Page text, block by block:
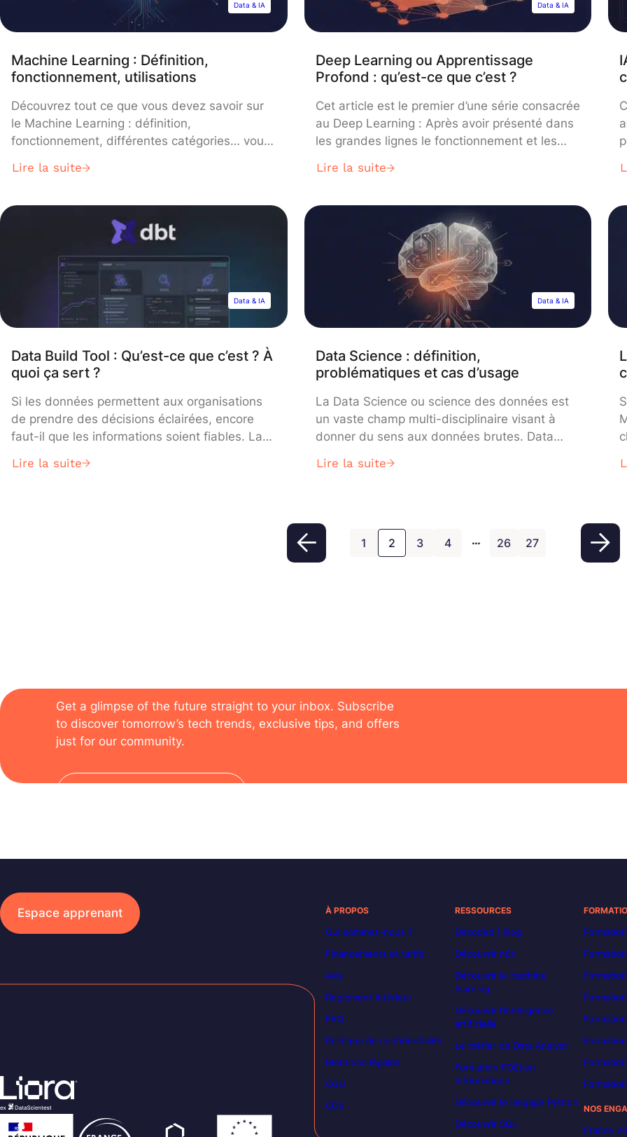
Data & IA
Machine Learning : Définition,
fonctionnement, utilisations
Découvrez tout ce que vous devez savoir sur
le Machine Learning : définition,
fonctionnement, différentes catégories… vous
son impact révolutionnaire dans tous les
apprentissage automatique est un domaine
scientifique, et plus particulièrement une sous-
catégorie de l’intelligence artificielle. Elle
consiste à laisser des algorithmes découvrir
Lire la suite
Data & IA
Deep Learning ou Apprentissage
Profond : qu’est-ce que c’est ?
Cet article est le premier d’une série consacrée
au Deep Learning : Après avoir présenté dans
les grandes lignes le fonctionnement et les
découvrirez plus en détails dans les articles
leurs architectures, ainsi que des méthodes et
divers exemples d’applications du Deep
Learning aujourd’hui. Démarrons sans plus
tarder notre Introduction au Deep […]
Lire la suite
Data & IA
Data Build Tool : Qu’est-ce que c’est ? À
quoi ça sert ?
Si les données permettent aux organisations
de prendre des décisions éclairées, encore
faut-il que les informations soient fiables. La
premier ordre pour les entreprises. Ces
Lire la suite
Data & IA
Data Science : définition,
problématiques et cas d’usage
La Data Science ou science des données est
un vaste champ multi-disciplinaire visant à
donner du sens aux données brutes. Data
limites actuelles, découvrez tout ce que vous
entreprises de toutes les industries. Qu’est-ce
que la Data […]
Lire la suite
1 2 3 4 … 26 27
Get a glimpse of the future straight to your inbox. Subscribe
to discover tomorrow’s tech trends, exclusive tips, and offers
just for our community.
Espace apprenant À PROPOS
Qui sommes-nous ?
Financements et tarifs
Avis
Règlement intérieur
FAQ
Politique de confidentialité
Mentions légales
CGU
CGV
RESSOURCES
Decoded | Blog
Découvrir n8n
Découvrir le machine
learning
Découvrir l’intelligence
artificielle
Le métier de Data Analyst
Formation POEI en
informatique
Découvrir le langage Python
Découvrir SQL
NOS
France